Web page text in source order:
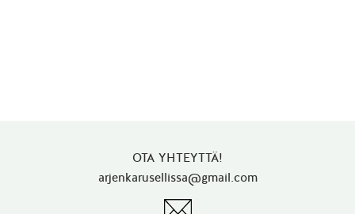
OTA YHTEYTTÄ!
arjenkarusellissa@gmail.com